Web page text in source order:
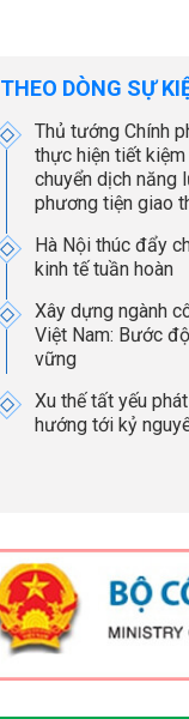
THEO DÒNG SỰ
Thủ tướng Chính
thực hiện tiết
chuyển dịch năng
phương tiện giao
Hà Nội thúc đẩy
kinh tế tuần hoàn
Xây dựng ngành
Việt Nam: Bước
vững
Xu thế tất yếu
hướng tới kỷ